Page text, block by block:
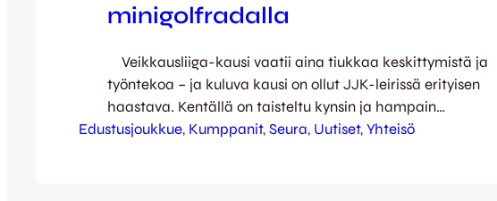
minigolfradalla
Veikkausliiga-kausi vaatii aina tiukkaa keskittymistä ja
työntekoa – ja kuluva kausi on ollut JJK-leirissä erityisen
haastava. Kentällä on taisteltu kynsin ja hampain
sarjapaikasta ja kentän ulkopuolella on painittu
Edustusjoukkue, Kumppanit, Seura, Uutiset, Yhteisö